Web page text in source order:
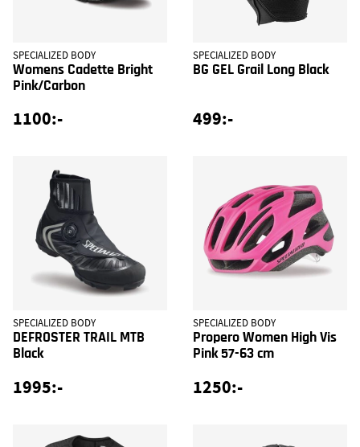
SPECIALIZED BODY
Womens Cadette Bright
Pink/Carbon
1100:-
SPECIALIZED BODY
BG GEL Grail Long Black
499:-
SPECIALIZED BODY
DEFROSTER TRAIL MTB
Black
1995:-
SPECIALIZED BODY
Propero Women High Vis
Pink 57-63 cm
1250:-